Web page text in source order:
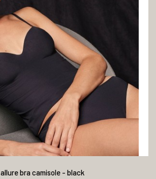
allure bra camisole - black